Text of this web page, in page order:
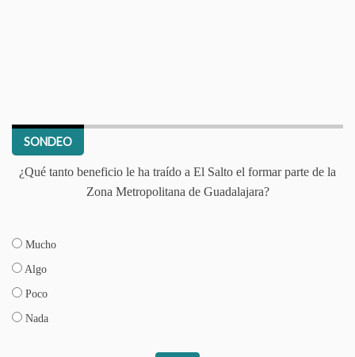
SONDEO
¿Qué tanto beneficio le ha traído a El Salto el formar parte de la
Zona Metropolitana de Guadalajara?
Mucho
Algo
Poco
Nada